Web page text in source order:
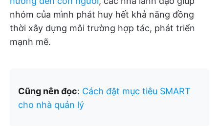
nhóm của mình phát huy hết khả năng đồng
thời xây dựng môi trường hợp tác, phát triển
mạnh mẽ.
Cũng nên đọc: Cách đặt mục tiêu SMART
cho nhà quản lý